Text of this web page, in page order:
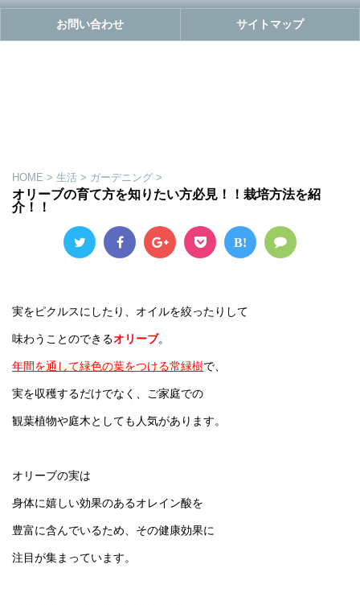
お問い合わせ サイトマップ
HOME > 生活 > ガーデニング >
オリーブの育て方を知りたい方必見！！栽培方法を紹
介！！
B!
実をピクルスにしたり、オイルを絞ったりして
味わうことのできるオリーブ。
年間を通して緑色の葉をつける常緑樹で、
実を収穫するだけでなく、 ご家庭での
観葉植物や庭木としても人気があります。
オリーブの実は
身体に嬉しい効果のあるオレイン酸を
豊富に含んでいるため、その健康効果に
注目が集まっています。